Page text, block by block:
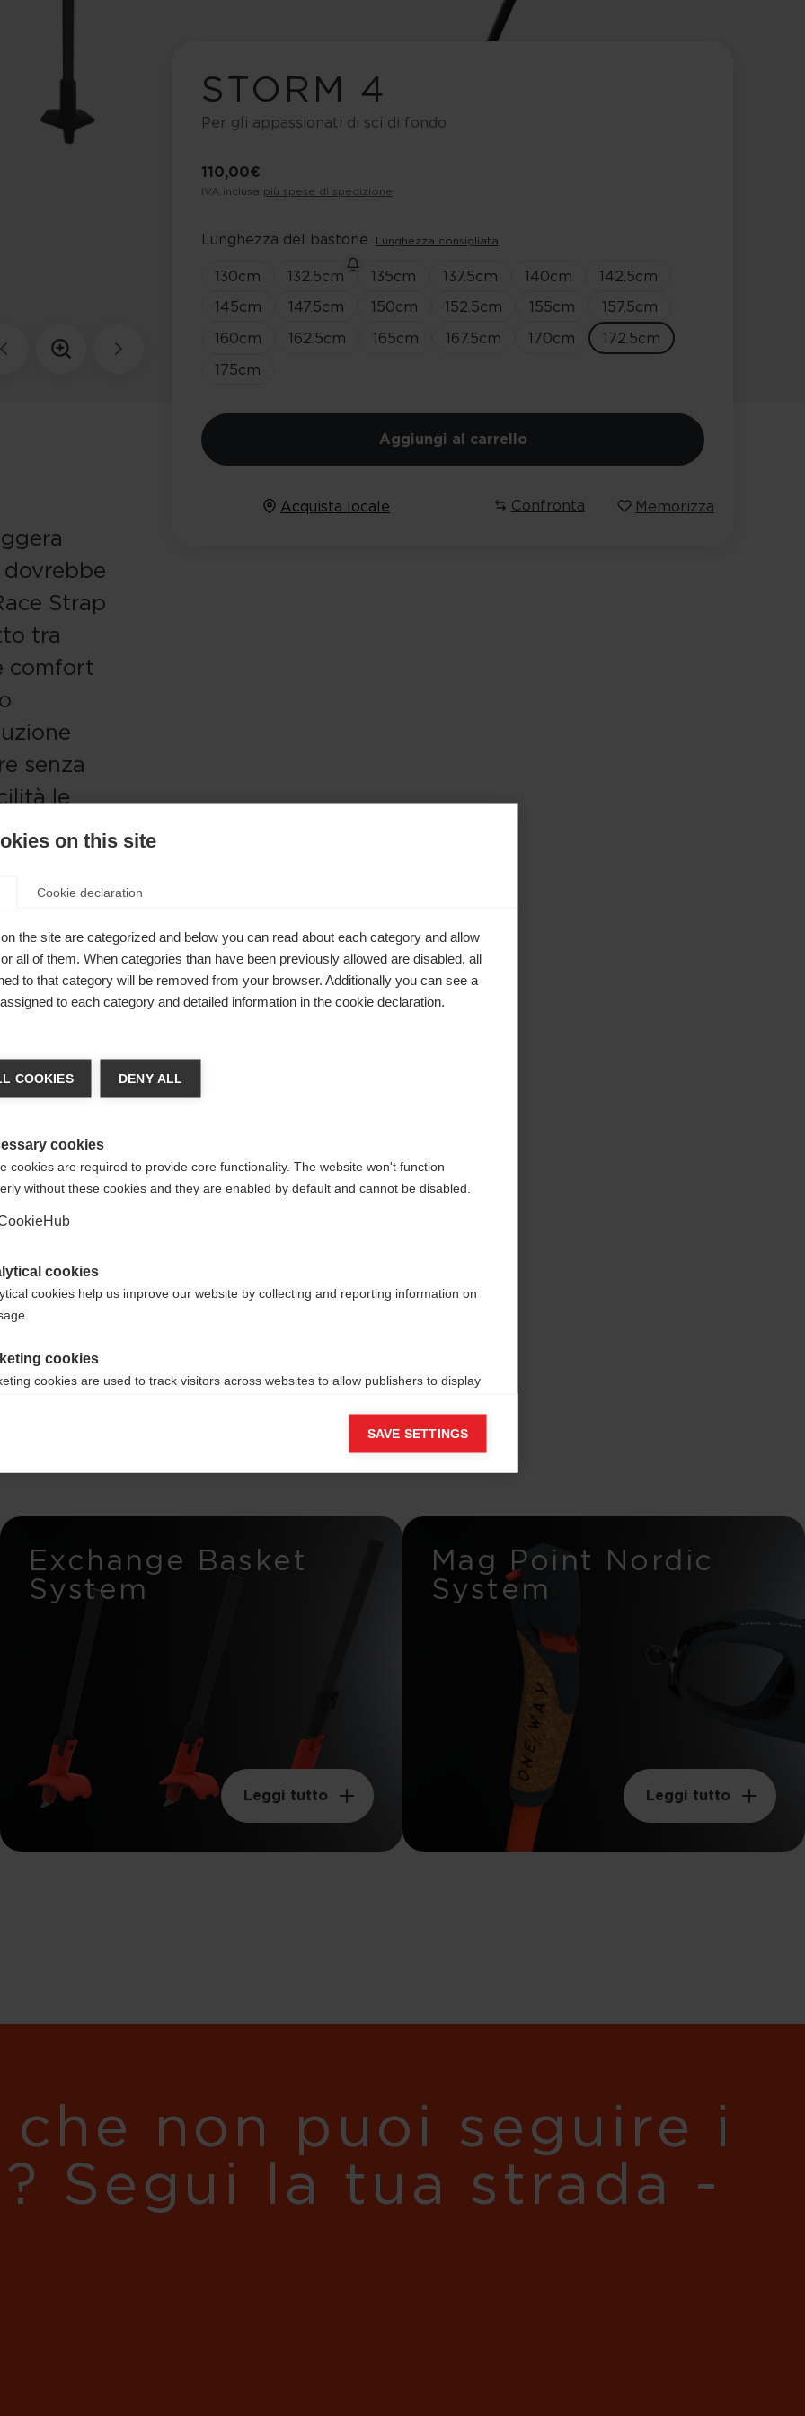
STORM 4
Per gli appassionati di sci di fondo
110,00 €
IVA inclusa più spese di spedizione
Lunghezza del bastone Lunghezza consigliata
130cm 132.5cm 135cm 137.5cm 140cm 142.5cm
145cm 147.5cm 150cm 152.5cm 155cm 157.5cm
160cm 162.5cm 165cm 167.5cm 170cm 172.5cm
175cm
Aggiungi al carrello
Acquista locale Confronta Memorizza
Strap
tra
comfort
senza
le
di sci
Exchange Basket
System
Leggi tutto
Mag Point Nordic
System
Leggi tutto
non puoi seguire i
Segui la tua strada -
lingua
Vereinigte Staaten (Englisch)
Sì, desidero essere reindirizzato
on this site
Cookie declaration
the site are categorized and below you can read about each category and allow
all of them. When categories than have been previously allowed are disabled, all
to that category will be removed from your browser. Additionally you can see a
to each category and detailed information in the cookie declaration.
COOKIES DENY ALL
cookies
cookies are required to provide core functionality. The website won't function
without these cookies and they are enabled by default and cannot be disabled.
cookies
cookies help us improve our website by collecting and reporting information on
cookies
cookies are used to track visitors across websites to allow publishers to display
SAVE SETTINGS